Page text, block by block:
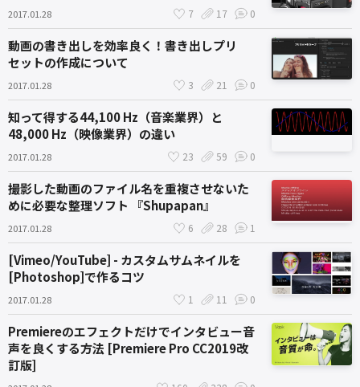
2017.01.28 7 17 0
動画の書き出しを効率良く！書き出しプリ
セットの作成について
2017.01.28 3 21 0
知って得する44,100 Hz（音楽業界）と
48,000 Hz（映像業界）の違い
2017.01.28 23 59 0
撮影した動画のファイル名を重複させないた
めに必要な整理ソフト 『Shupapan』
2017.01.28 6 28 1
[Vimeo/YouTube] - カスタムサムネイルを
[Photoshop]で作るコツ
2017.01.28 1 11 0
Premiereのエフェクトだけでインタビュー音
声を良くする方法 [Premiere Pro CC2019改
訂版]